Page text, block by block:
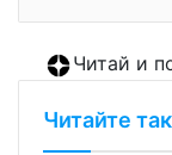
Читай и
Читайте